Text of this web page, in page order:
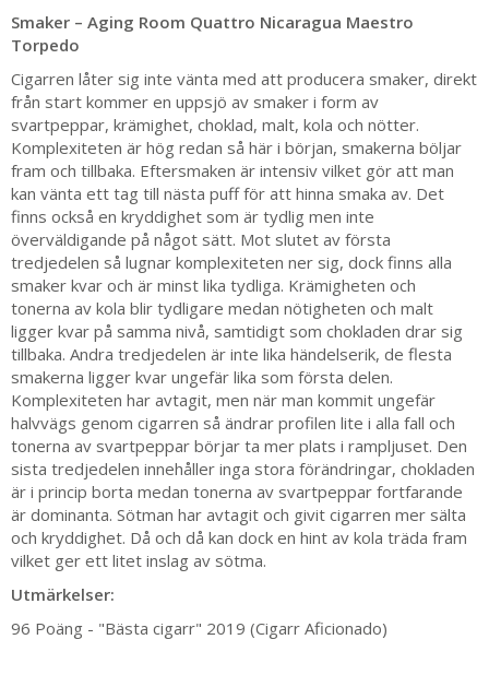
Smaker – Aging Room Quattro Nicaragua Maestro
Torpedo
Cigarren låter sig inte vänta med att producera smaker, direkt
från start kommer en uppsjö av smaker i form av
svartpeppar, krämighet, choklad, malt, kola och nötter.
Komplexiteten är hög redan så här i början, smakerna böljar
fram och tillbaka. Eftersmaken är intensiv vilket gör att man
kan vänta ett tag till nästa puff för att hinna smaka av. Det
finns också en kryddighet som är tydlig men inte
överväldigande på något sätt. Mot slutet av första
tredjedelen så lugnar komplexiteten ner sig, dock finns alla
smaker kvar och är minst lika tydliga. Krämigheten och
tonerna av kola blir tydligare medan nötigheten och malt
ligger kvar på samma nivå, samtidigt som chokladen drar sig
tillbaka. Andra tredjedelen är inte lika händelserik, de flesta
smakerna ligger kvar ungefär lika som första delen.
Komplexiteten har avtagit, men när man kommit ungefär
halvvägs genom cigarren så ändrar profilen lite i alla fall och
tonerna av svartpeppar börjar ta mer plats i rampljuset. Den
sista tredjedelen innehåller inga stora förändringar, chokladen
är i princip borta medan tonerna av svartpeppar fortfarande
är dominanta. Sötman har avtagit och givit cigarren mer sälta
och kryddighet. Då och då kan dock en hint av kola träda fram
vilket ger ett litet inslag av sötma.
Utmärkelser:
96 Poäng - "Bästa cigarr" 2019 (Cigarr Aficionado)